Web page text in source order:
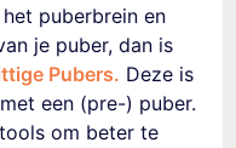
puberbrein en
je puber, dan is
Pubers. Deze is
een (pre-) puber.
om beter te